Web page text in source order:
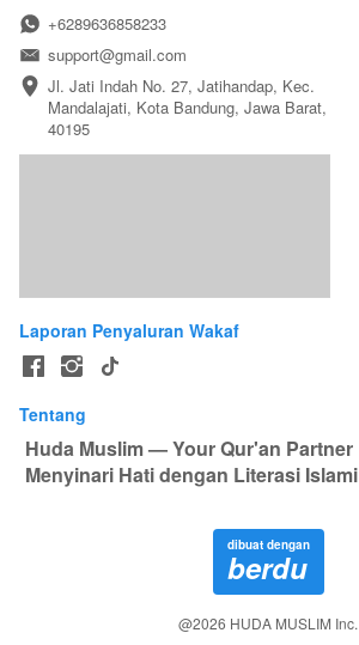
+6289636858233
support@gmail.com
Jl. Jati Indah No. 27, Jatihandap, Kec.
Mandalajati, Kota Bandung, Jawa Barat,
40195
Laporan Penyaluran Wakaf
Tentang
Huda Muslim — Your Qur'an Partner
Menyinari Hati dengan Literasi Islami
dibuat dengan
berdu
@2026 HUDA MUSLIM Inc.